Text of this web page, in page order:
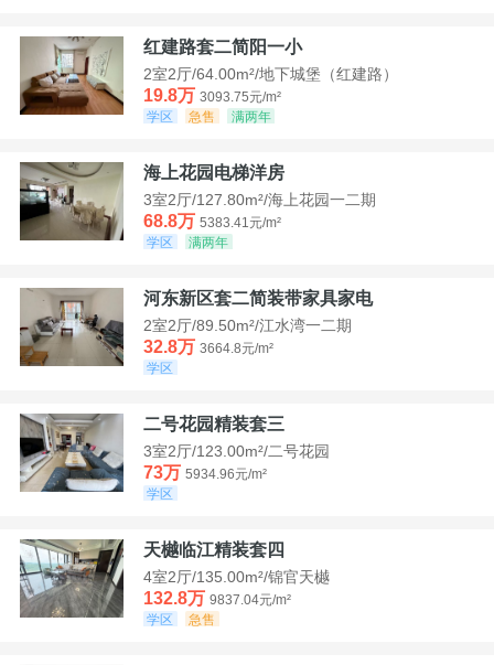
红建路套二简阳一小
2室2厅/64.00m²/地下城堡（红建路）
19.8万 3093.75元/m²
学区
急售 满两年
海上花园电梯洋房
3室2厅/127.80m²/海上花园一二期
68.8万 5383.41元/m²
学区
满两年
河东新区套二简装带家具家电
2室2厅/89.50m²/江水湾一二期
32.8万 3664.8元/m²
学区
二号花园精装套三
3室2厅/123.00m²/二号花园
73万 5934.96元/m²
学区
天樾临江精装套四
4室2厅/135.00m²/锦官天樾
132.8万 9837.04元/m²
学区
急售